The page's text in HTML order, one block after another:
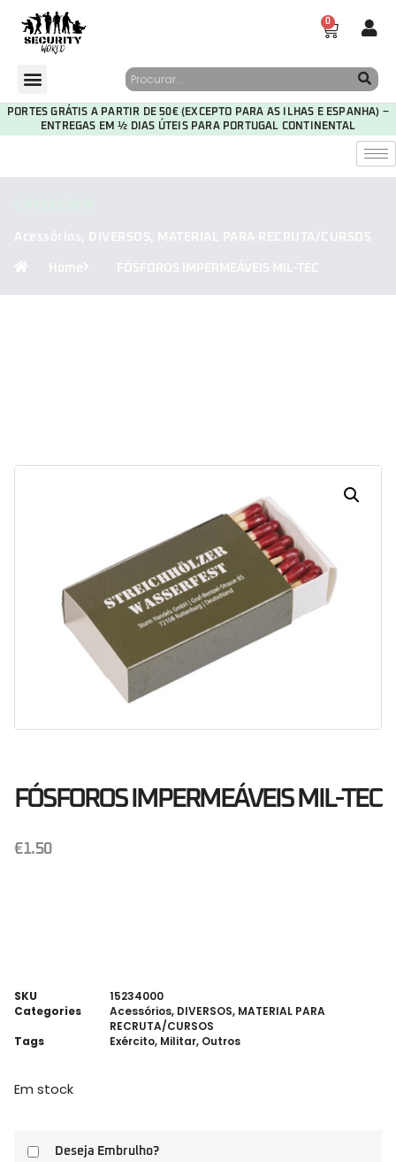
0
PORTES GRÁTIS A PARTIR DE 50€ (EXCEPTO PARA AS ILHAS E ESPANHA) –
ENTREGAS EM ½ DIAS ÚTEIS PARA PORTUGAL CONTINENTAL
Acessórios, DIVERSOS, MATERIAL PARA RECRUTA/CURSOS
Home FÓSFOROS IMPERMEÁVEIS MIL-TEC
FÓSFOROS IMPERMEÁVEIS MIL-TEC
€1.50
SKU
15234000
Categories
Acessórios, DIVERSOS, MATERIAL PARA
RECRUTA/CURSOS
Tags
Exército, Militar, Outros
Em stock
Deseja Embrulho?